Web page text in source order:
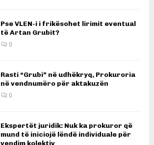
Pse VLEN-i i frikësohet lirimit eventual
të Artan Grubit?
0
Rasti “Grubi” në udhëkryq, Prokuroria
në vendnumëro për aktakuzën
0
Ekspertët juridik: Nuk ka prokuror që
mund të iniciojë lëndë individuale për